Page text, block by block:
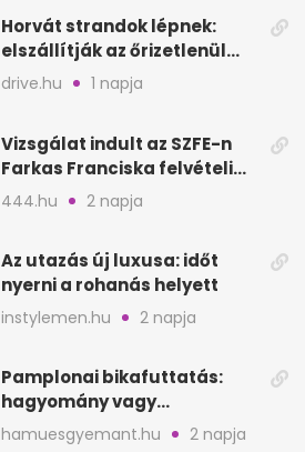
Horvát strandok lépnek:
elszállítják az őrizetlenül
hagyott törölközőket
drive.hu 1 napja
Vizsgálat indult az SZFE-n
Farkas Franciska felvételi
videója után
444.hu 2 napja
Az utazás új luxusa: időt
nyerni a rohanás helyett
instylemen.hu 2 napja
Pamplonai bikafuttatás:
hagyomány vagy
értelmetlen vérontás?
hamuesgyemant.hu 2 napja